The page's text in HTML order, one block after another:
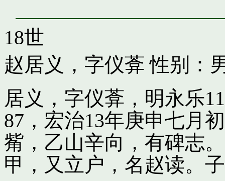
18世
赵居义，字仪葊 性别：
居义，字仪葊，明永乐
87，宏治13年庚申七月
觜，乙山辛向，有碑志
甲，又立户，名赵读。